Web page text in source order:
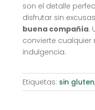
son el detalle
disfrutar sin
buena compañía.
convierte
indulgencia.
Etiquetas: sin gluten,